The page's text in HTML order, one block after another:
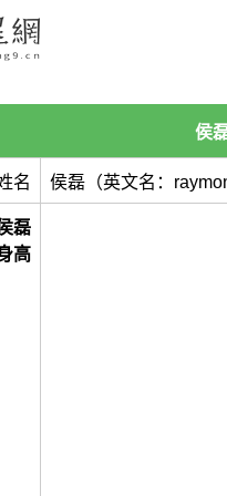
侯
名 侯磊（英文名：
磊
高